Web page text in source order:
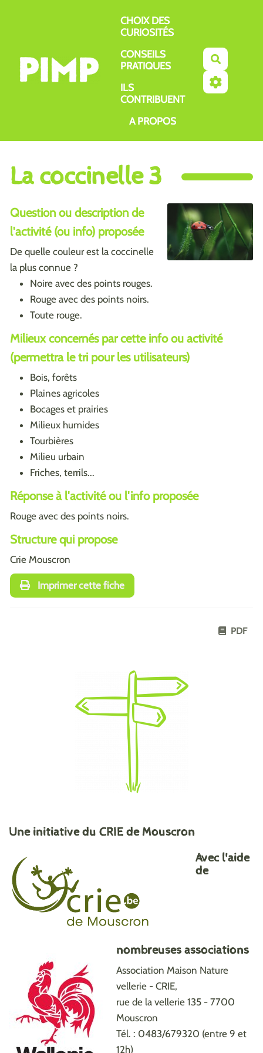
CHOIX DES
CURIOSITÉS
CONSEILS
PRATIQUES
ILS
CONTRIBUENT
A PROPOS
La coccinelle 3
Question ou description de
l'activité (ou info) proposée
De quelle couleur est la coccinelle
la plus connue ?
Noire avec des points rouges.
Rouge avec des points noirs.
Toute rouge.
Milieux concernés par cette info ou activité
(permettra le tri pour les utilisateurs)
Bois, forêts
Plaines agricoles
Bocages et prairies
Milieux humides
Tourbières
Milieu urbain
Friches, terrils...
Réponse à l'activité ou l'info proposée
Rouge avec des points noirs.
Structure qui propose
Crie Mouscron
Imprimer cette fiche
PDF
Une initiative du CRIE de Mouscron
Avec l'aide
de
nombreuses associations
Association Maison Nature
vellerie - CRIE,
rue de la vellerie 135 - 7700
Mouscron
Tél. : 0483/679320 (entre 9 et
12h)